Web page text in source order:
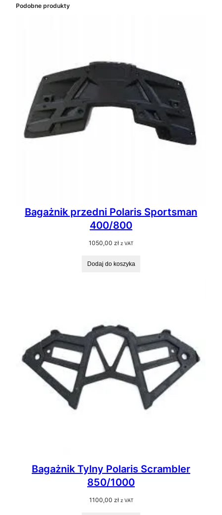
Podobne produkty
Bagażnik przedni Polaris Sportsman
400/800
1050,00 zł z VAT
Dodaj do koszyka
Bagażnik Tylny Polaris Scrambler
850/1000
1100,00 zł z VAT